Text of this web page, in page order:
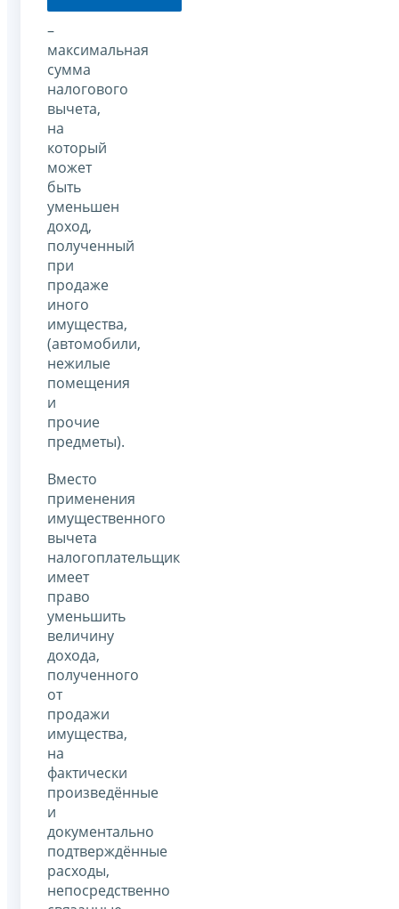
–
максимальная
сумма
налогового
вычета,
на
который
может
быть
уменьшен
доход,
полученный
при
продаже
иного
имущества,
(автомобили,
нежилые
помещения
и
прочие
предметы).
Вместо
применения
имущественного
вычета
налогоплательщик
имеет
право
уменьшить
величину
дохода,
полученного
от
продажи
имущества,
на
фактически
произведённые
и
документально
подтверждённые
расходы,
непосредственно